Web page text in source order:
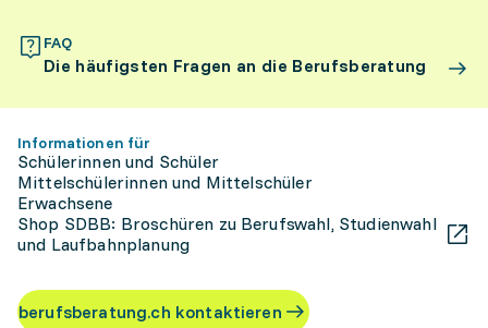
FAQ
Die häufigsten Fragen an die Berufsberatung
Informationen für
Schülerinnen und Schüler
Mittelschülerinnen und Mittelschüler
Erwachsene
Shop SDBB: Broschüren zu Berufswahl, Studienwahl
und Laufbahnplanung
berufsberatung.ch kontaktieren